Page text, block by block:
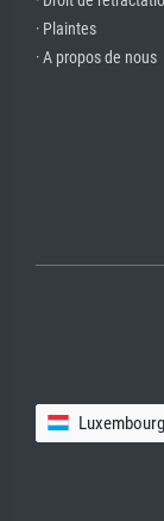
· Plaintes
· A propos de nous
Luxembourg